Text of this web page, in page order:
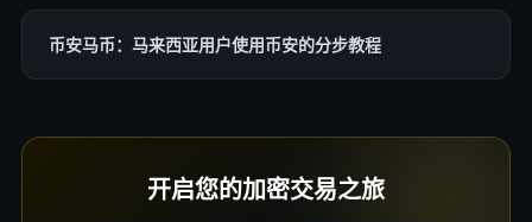
币安马币：马来西亚用户使用币安的分步教程
开启您的加密交易之旅